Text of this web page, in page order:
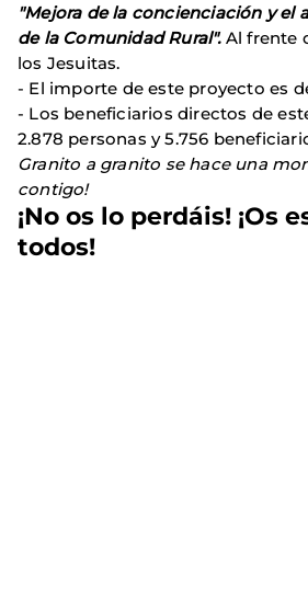
"Mejora de la concienciación y el
de la Comunidad Rural". Al frente
los Jesuitas.
- El importe de este proyecto es
- Los beneficiarios directos de
2.878 personas y 5.756
Granito a granito se hace una
contigo!
¡No os lo perdáis! ¡Os
todos!